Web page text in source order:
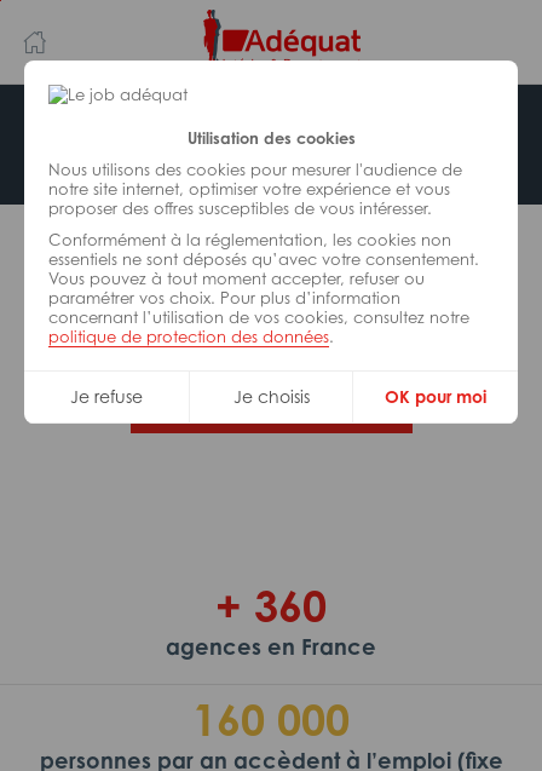
Utilisation des cookies
Nous utilisons des cookies pour mesurer l'audience de
notre site internet, optimiser votre expérience et vous
proposer des offres susceptibles de vous intéresser.
Conformément à la réglementation, les cookies non
essentiels ne sont déposés qu’avec votre consentement.
Vous pouvez à tout moment accepter, refuser ou
paramétrer vos choix. Pour plus d’information
concernant l’utilisation de vos cookies, consultez notre
politique de protection des données.
Je refuse Je choisis OK pour moi
au
contenu
principal
navigation
Offre indisponible
L’offre d’emploi que vous tentez de consulter n’est
plus disponible.
De nombreuses autres missions peuvent vous
correspondre, consultez toutes nos offres.
Trouvez votre job Adéquat !
+ 360
agences en France
160 000
personnes par an accèdent à l’emploi (fixe